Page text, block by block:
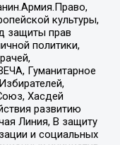
культуры,
защиты прав
политики,
Гуманитарное
Хасдей
развитию
Линия, В защиту
и социальных